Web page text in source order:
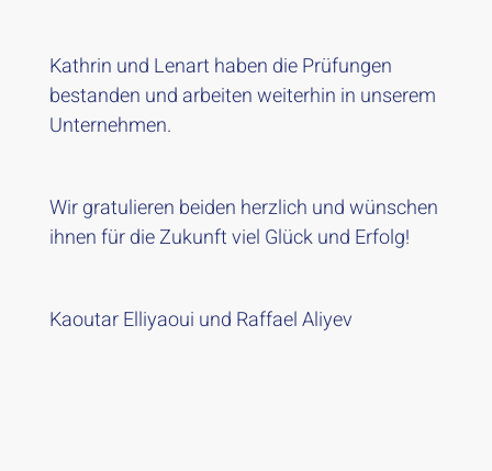
Kathrin und Lenart haben die Prüfungen
bestanden und arbeiten weiterhin in unserem
Unternehmen.
Wir gratulieren beiden herzlich und wünschen
ihnen für die Zukunft viel Glück und Erfolg!
Kaoutar Elliyaoui und Raffael Aliyev